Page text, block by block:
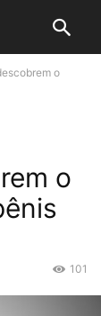
o
o
101